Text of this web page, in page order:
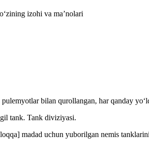
izohi va ma’nolari
bilan qurollangan, har qanday
tank. Tank diviziyasi.
madad uchun yuborilgan nemis